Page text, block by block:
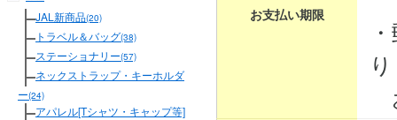
JAL新商品(20)
トラベル＆バッグ(38)
ステーショナリー(57)
ネックストラップ・キーホルダ
ー(24)
アパレル[Tシャツ・キャップ等]
お支払い期限